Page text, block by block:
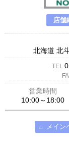
店舗
北海道 北
TEL
営業時間
10:00～18:00
← メイン